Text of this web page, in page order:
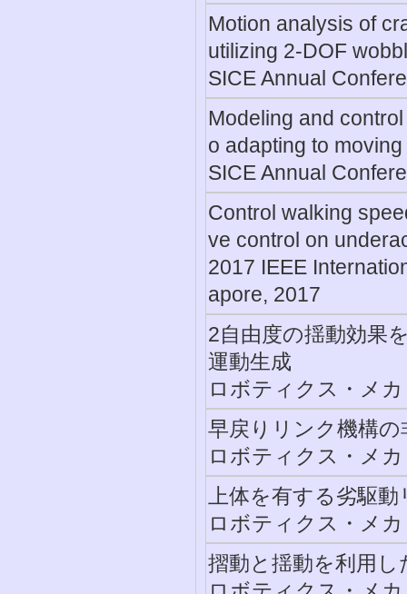
Motion analysis of
utilizing 2-DOF
SICE Annual
Modeling and
o adapting to
SICE Annual
Control walking
ve control on
2017 IEEE
apore, 2017
2自由度の揺動効果
運動生成
ロボティクス・メ
早戻りリンク機構
ロボティクス・メ
上体を有する劣駆
ロボティクス・メ
摺動と揺動を利用